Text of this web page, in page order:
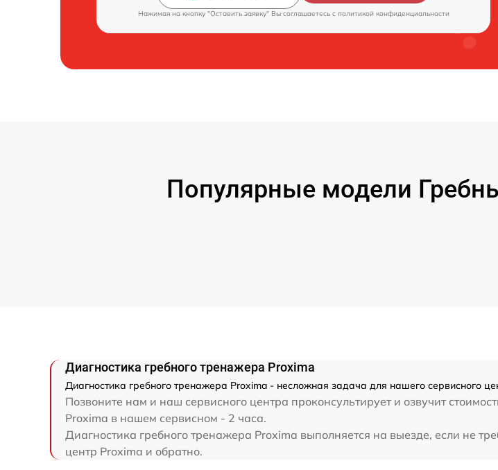
Нажимая на кнопку "Оставить заявку" Вы соглашаетесь c политикой конфиденциальности
Популярные модели
Диагностика гребного тренажера Proxima
Диагностика гребного тренажера Proxima - несложная задача для нашего сервисного
Позвоните нам и наш сервисного центра проконсультирует и озвучит
Proxima в нашем сервисном - 2 часа.
Диагностика гребного тренажера Proxima выполняется на выезде, если не
центр Proxima и обратно.